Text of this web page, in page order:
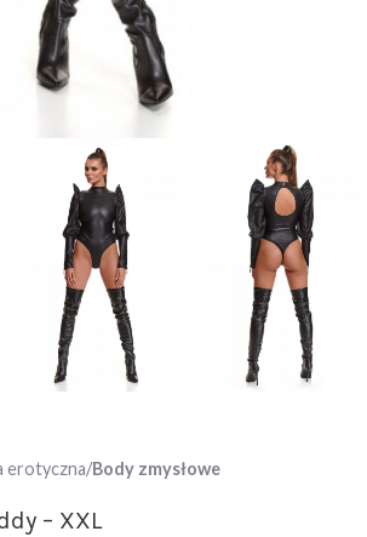
erotyczna Body zmysłowe
– XXL